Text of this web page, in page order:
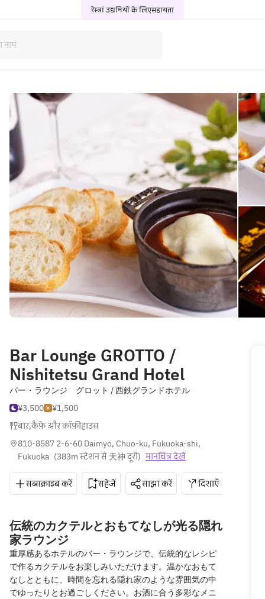
रेस्त्रां उद्यमियों के लिएसहायता
Bar Lounge GROTTO /
Nishitetsu Grand Hotel
バー・ラウンジ グロット / 西鉄グランドホテル
¥3,500
¥1,500
बार,कैफ़े और कॉफ़ीहाउस
810-8587 2-6-60 Daimyo, Chuo-ku, Fukuoka-shi,
Fukuoka (383m स्टेशन से 天神 दूरी) मानचित्र देखें
सब्सक्राइब करें सहेजें साझा करें दिशाएँ
伝統のカクテルとおもてなしが光る隠れ
家ラウンジ
重厚感あるホテルのバー・ラウンジで、伝統的なレシピ
で作るカクテルをお楽しみいただけます。温かなおもて
なしとともに、時間を忘れる隠れ家のような雰囲気の中
でゆったりとお過ごしください。お酒に合う多彩なメニ